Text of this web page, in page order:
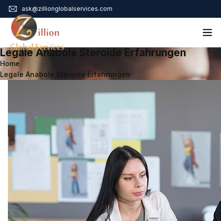
ask@zillionglobalservices.com
Home
About Us
Business Risk Management
Bookkeeping & Tax
Cyber Maturity
Cybersecurity Risk Management
Education & Training
Enterprise Risk Management & Risk Culture
Mock Audit & Examination
Service Education Resources
Sox Compliance
Legale Anabole Steroide Erfahrungen
Home
Legale Anabole Steroide Erfahrungen